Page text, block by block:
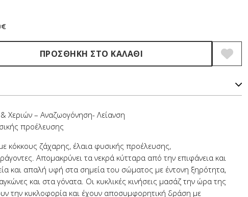
€
ΠΡΟΣΘΉΚΗ ΣΤΟ ΚΑΛΆΘΙ
Χεριών – Αναζωογόνηση- Λείανση
προέλευσης
κόκκους ζάχαρης, έλαια φυσικής προέλευσης,
Απομακρύνει τα νεκρά κύτταρα από την επιφάνεια και
και απαλή υφή στα σημεία του σώματος με έντονη ξηρότητα,
και στα γόνατα. Οι κυκλικές κινήσεις μασάζ την ώρα της
την κυκλοφορία και έχουν αποσυμφορητική δράση με